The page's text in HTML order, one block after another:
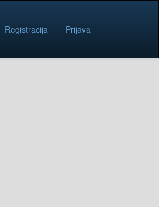
Registracija Prijava